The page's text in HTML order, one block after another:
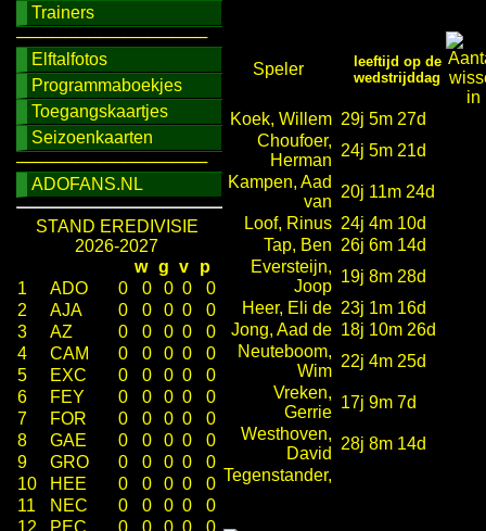
Trainers
────────────────
Elftalfotos
Programmaboekjes
Toegangskaartjes
Seizoenkaarten
────────────────
ADOFANS.NL
STAND EREDIVISIE
2026-2027
w g v
p
1
ADO 0 0 0 0
0
2
AJA 0 0 0 0
0
3
AZ 0 0 0 0
0
4
CAM 0 0 0 0
0
5
EXC 0 0 0 0
0
6
FEY 0 0 0 0
0
7
FOR 0 0 0 0
0
8
GAE 0 0 0 0
0
9
GRO 0 0 0 0
0
10
HEE 0 0 0 0
0
11
NEC 0 0 0 0
0
12
PEC 0 0 0 0
0
Speler
leeftijd op de
wedstrijddag
Koek, Willem 29j 5m 27d
Choufoer,
Herman
24j 5m 21d
Kampen, Aad
van
20j 11m 24d
Loof, Rinus 24j 4m 10d
Tap, Ben 26j 6m 14d
Eversteijn,
Joop
19j 8m 28d
Heer, Eli de 23j 1m 16d
Jong, Aad de 18j 10m 26d
Neuteboom,
Wim
22j 4m 25d
Vreken,
Gerrie
17j 9m 7d
Westhoven,
David
28j 8m 14d
Tegenstander,